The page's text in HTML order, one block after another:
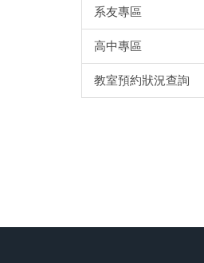
系友專區
高中專區
教室預約狀況查詢